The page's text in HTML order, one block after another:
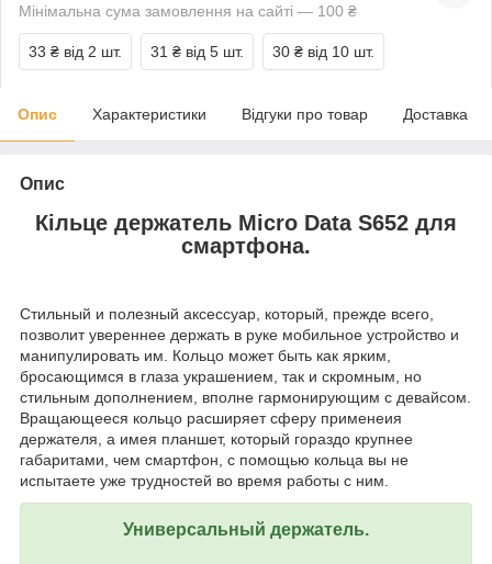
Мінімальна сума замовлення на сайті — 100 ₴
33 ₴ від 2 шт. 31 ₴ від 5 шт. 30 ₴ від 10 шт.
Опис Характеристики Відгуки про товар Доставка
Опис
Кільце держатель Micro Data S652 для
смартфона.
Стильный и полезный аксессуар, который, прежде всего,
позволит увереннее держать в руке мобильное устройство и
манипулировать им. Кольцо может быть как ярким,
бросающимся в глаза украшением, так и скромным, но
стильным дополнением, вполне гармонирующим с девайсом.
Вращающееся кольцо расширяет сферу применеия
держателя, а имея планшет, который гораздо крупнее
габаритами, чем смартфон, с помощью кольца вы не
испытаете уже трудностей во время работы с ним.
Универсальный держатель.